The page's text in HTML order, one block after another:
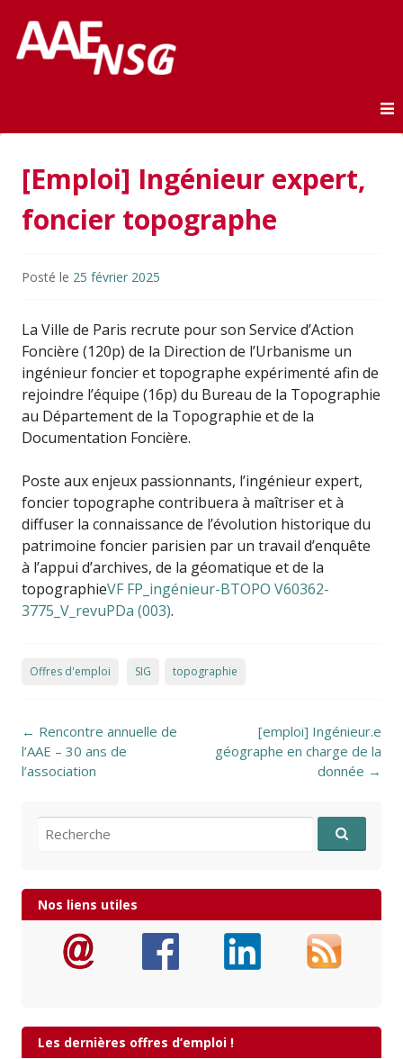
AAE-ENSG
[Emploi] Ingénieur expert,
foncier topographe
Posté le 25 février 2025
La Ville de Paris recrute pour son Service d’Action
Foncière (120p) de la Direction de l’Urbanisme un
ingénieur foncier et topographe expérimenté afin de
rejoindre l’équipe (16p) du Bureau de la Topographie
au Département de la Topographie et de la
Documentation Foncière.
Poste aux enjeux passionnants, l’ingénieur expert,
foncier topographe contribuera à maîtriser et à
diffuser la connaissance de l’évolution historique du
patrimoine foncier parisien par un travail d’enquête
à l’appui d’archives, de la géomatique et de la
topographieVF FP_ingénieur-BTOPO V60362-
3775_V_revuPDa (003).
Offres d'emploi SIG topographie
Post navigation
← Rencontre annuelle de
l’AAE – 30 ans de
l’association
[emploi] Ingénieur.e
géographe en charge de la
donnée →
Recherche pour:
Nos liens utiles
Les dernières offres d’emploi !